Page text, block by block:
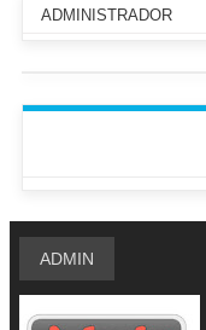
ADMINISTRADOR
ADMIN